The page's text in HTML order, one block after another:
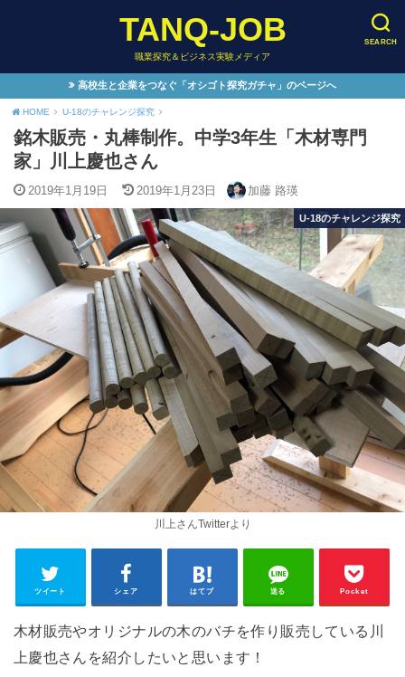
SEARCH
TANQ-JOB
職業探究＆ビジネス実験メディア
高校生と企業をつなぐ「オシゴト探究ガチャ」のページへ
HOME U-18のチャレンジ探究
銘木販売・丸棒制作。中学3年生「木材専門
家」川上慶也さん
2019年1月19日 2019年1月23日 加藤 路瑛
川上さんTwitterより
U-18のチャレンジ探究
ツイート シェア はてブ 送る Pocket
木材販売やオリジナルの木のバチを作り販売している川
上慶也さんを紹介したいと思います！